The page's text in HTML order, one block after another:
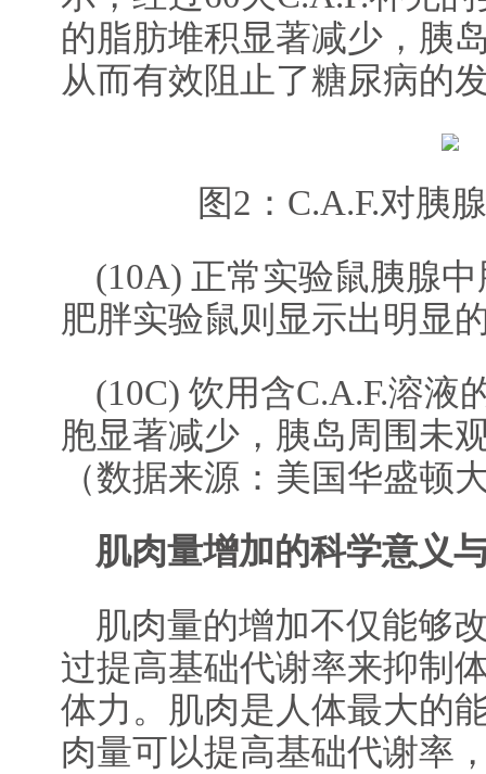
的脂肪堆积显著减少，胰
从而有效阻止了糖尿病的
图2：C.A.F.对胰
(10A) 正常实验鼠胰腺
肥胖实验鼠则显示出明显
(10C) 饮用含C.A.F.溶液
胞显著减少，胰岛周围未
（数据来源：美国华盛顿
肌肉量增加的科学意义
肌肉量的增加不仅能够
过提高基础代谢率来抑制
体力。肌肉是人体最大的
肉量可以提高基础代谢率